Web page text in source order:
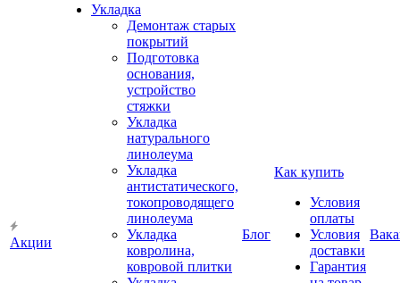
Акции
Укладка
Демонтаж старых
покрытий
Подготовка
основания,
устройство
стяжки
Укладка
натурального
линолеума
Укладка
антистатического,
токопроводящего
линолеума
Укладка
ковролина,
ковровой плитки
Блог
Как купить
Условия
оплаты
Условия
доставки
Гарантия